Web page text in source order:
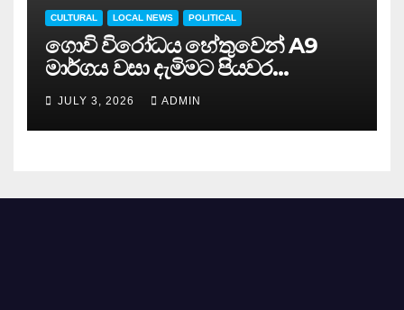
CULTURAL LOCAL NEWS POLITICAL
ගොවි විරෝධය හේතුවෙන් A9
මාර්ගය වසා දැමිමට පියවර…
JULY 3, 2026 ADMIN